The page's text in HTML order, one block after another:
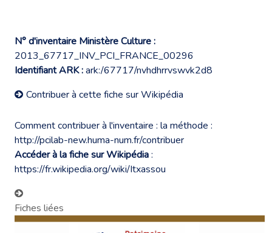
N° d'inventaire Ministère Culture :
2013_67717_INV_PCI_FRANCE_00296
Identifiant ARK :ark:/67717/nvhdhrrvswvk2d8
Contribuer à cette fiche sur Wikipédia
Comment contribuer à l'inventaire : la méthode :
http://pcilab-new.huma-num.fr/contribuer
Accéder à la fiche sur Wikipédia:
https://fr.wikipedia.org/wiki/Itxassou
Fiches liées